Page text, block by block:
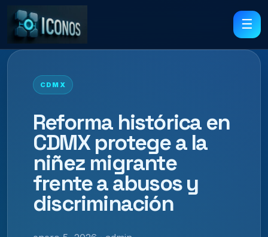
☰
CDMX
Reforma histórica en
CDMX protege a la
niñez migrante
frente a abusos y
discriminación